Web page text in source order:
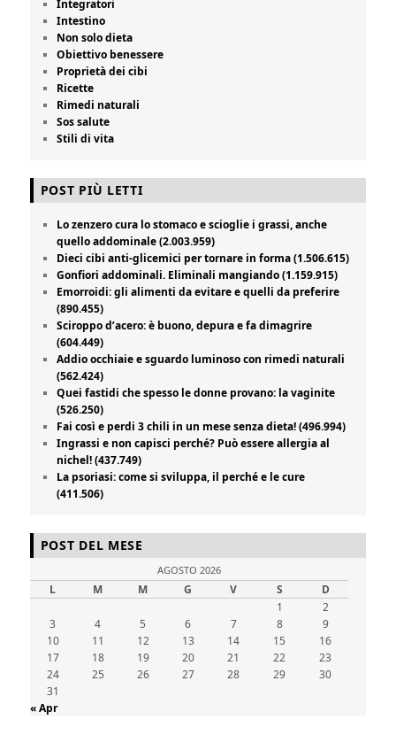
Integratori
Intestino
Non solo dieta
Obiettivo benessere
Proprietà dei cibi
Ricette
Rimedi naturali
Sos salute
Stili di vita
POST PIÙ LETTI
Lo zenzero cura lo stomaco e scioglie i grassi, anche
quello addominale (2.003.959)
Dieci cibi anti-glicemici per tornare in forma (1.506.615)
Gonfiori addominali. Eliminali mangiando (1.159.915)
Emorroidi: gli alimenti da evitare e quelli da preferire
(890.455)
Sciroppo d’acero: è buono, depura e fa dimagrire
(604.449)
Addio occhiaie e sguardo luminoso con rimedi naturali
(562.424)
Quei fastidi che spesso le donne provano: la vaginite
(526.250)
Fai così e perdi 3 chili in un mese senza dieta! (496.994)
Ingrassi e non capisci perché? Può essere allergia al
nichel! (437.749)
La psoriasi: come si sviluppa, il perché e le cure
(411.506)
POST DEL MESE
AGOSTO 2026
L M M G V S
D
1
2
3
4 5 6 7 8
9
10
11 12 13 14 15
16
17
18 19 20 21 22
23
24
25 26 27 28 29
30
31
« Apr